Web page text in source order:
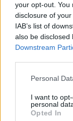
your opt-out. You
disclosure of
IAB’s list of
also be disclosed
Downstream
Personal
I want to
personal
Opted In
Η Μαίρη
παραστάσεις
«Κάποιες
επιπέδου και
ατμόσφαιρα
της πόλης’,
Σαράντη στον